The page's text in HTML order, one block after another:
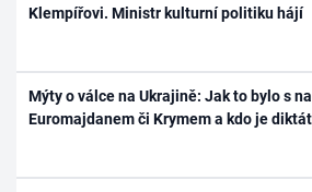
Klempířovi. Ministr kulturní politiku hájí
Mýty o válce na Ukrajině: Jak to bylo s
Euromajdanem či Krymem a kdo je